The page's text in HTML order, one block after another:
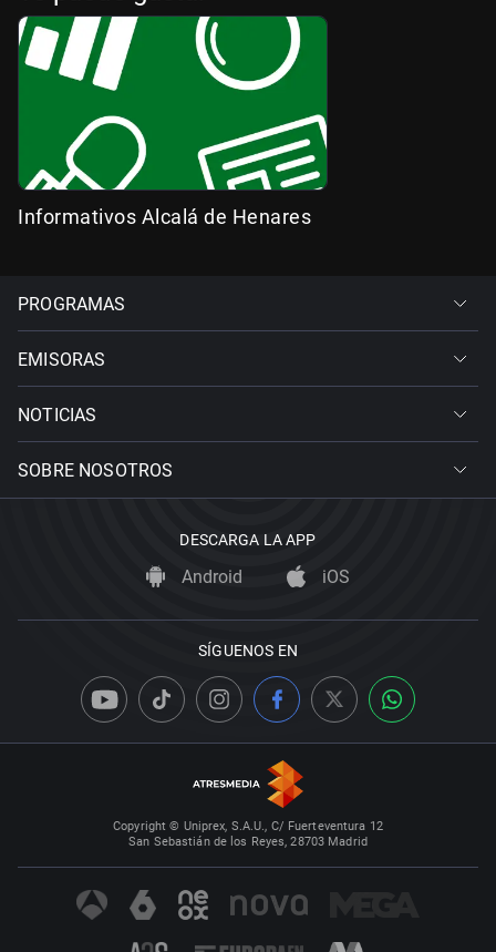
Informativos Alcalá de Henares
PROGRAMAS
EMISORAS
NOTICIAS
SOBRE NOSOTROS
DESCARGA LA APP
Android iOS
SÍGUENOS EN
Copyright © Uniprex, S.A.U., C/ Fuerteventura 12
San Sebastián de los Reyes, 28703 Madrid